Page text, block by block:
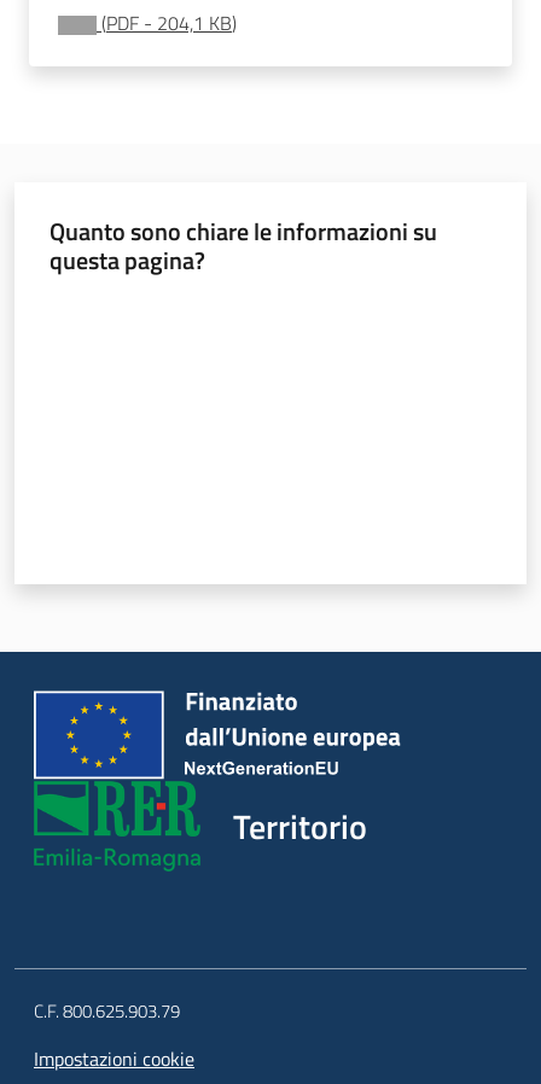
Valori
medi
Leggi Atti Bandi
Piani Programmi
Progetti
(PDF - 204,1 KB)
Quanto sono chiare le informazioni su
questa pagina?
Territorio
C.F. 800.625.903.79
Impostazioni cookie